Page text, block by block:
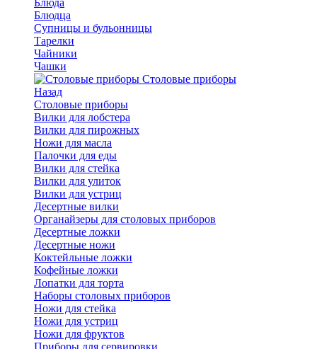
Блюдца
Супницы и бульонницы
Тарелки
Чайники
Чашки
Cтоловые приборы
Назад
Cтоловые приборы
Вилки для лобстера
Вилки для пирожных
Ножи для масла
Палочки для еды
Вилки для стейка
Вилки для улиток
Вилки для устриц
Десертные вилки
Органайзеры для столовых приборов
Десертные ложки
Десертные ножи
Коктейльные ложки
Кофейные ложки
Лопатки для торта
Наборы столовых приборов
Ножи для стейка
Ножи для устриц
Ножи для фруктов
Приборы для сервировки